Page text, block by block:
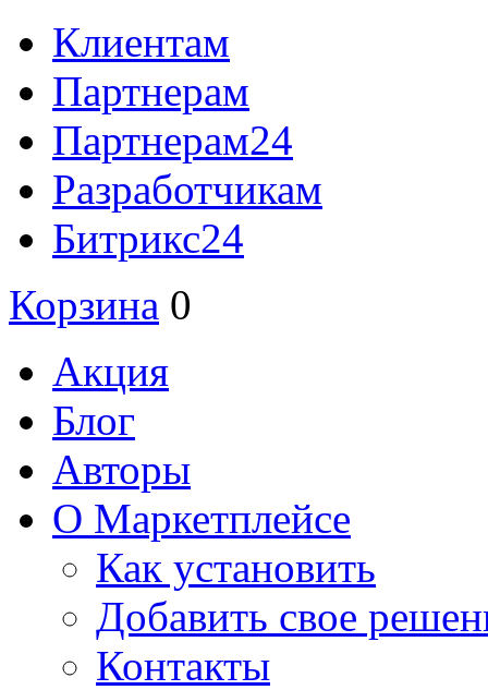
Клиентам
Партнерам
Партнерам24
Разработчикам
Битрикс24
Корзина 0
Акция
Блог
Авторы
О Маркетплейсе
Как установить
Добавить свое
Контакты